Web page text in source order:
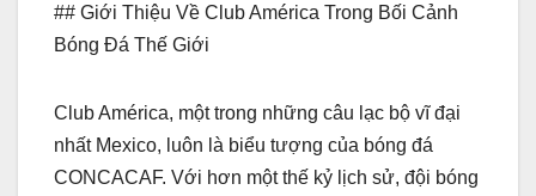
## Giới Thiệu Về Club América Trong Bối Cảnh
Bóng Đá Thế Giới
Club América, một trong những câu lạc bộ vĩ đại
nhất Mexico, luôn là biểu tượng của bóng đá
CONCACAF. Với hơn một thế kỷ lịch sử, đội bóng